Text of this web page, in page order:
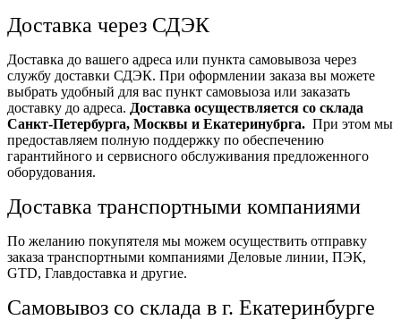
Доставка через СДЭК
Доставка до вашего адреса или пункта самовывоза через
службу доставки СДЭК. При оформлении заказа вы можете
выбрать удобный для вас пункт самовыоза или заказать
доставку до адреса. Доставка осуществляется со склада
Санкт-Петербурга, Москвы и Екатеринубрга. При этом мы
предоставляем полную поддержку по обеспечению
гарантийного и сервисного обслуживания предложенного
оборудования.
Доставка транспортными компаниями
По желанию покупятеля мы можем осуществить отправку
заказа транспортными компаниями Деловые линии, ПЭК,
GTD, Главдоставка и другие.
Самовывоз со склада в г. Екатеринбурге